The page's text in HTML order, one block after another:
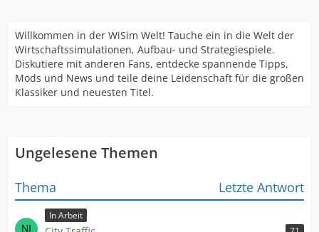
Willkommen in der WiSim Welt! Tauche ein in die Welt der
Wirtschaftssimulationen, Aufbau- und Strategiespiele.
Diskutiere mit anderen Fans, entdecke spannende Tipps,
Mods und News und teile deine Leidenschaft für die großen
Klassiker und neuesten Titel.
Ungelesene Themen
Thema Letzte Antwort
In Arbeit